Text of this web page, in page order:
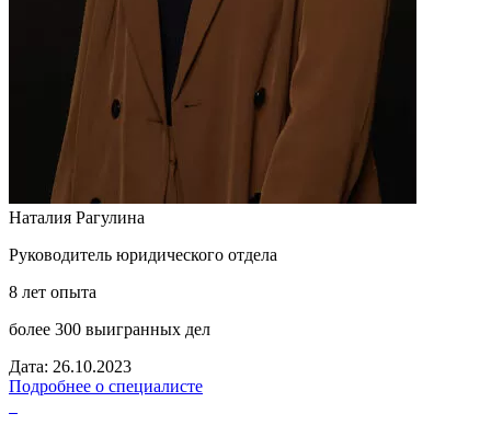
Наталия Рагулина
Руководитель юридического отдела
8 лет опыта
более 300 выигранных дел
Дата: 26.10.2023
Подробнее о специалисте